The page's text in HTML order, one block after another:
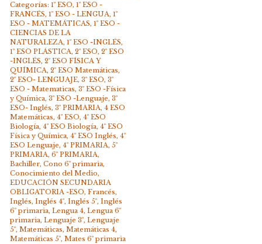
Categorías: 1º ESO, 1º ESO -
FRANCÉS, 1º ESO - LENGUA, 1º
ESO - MATEMÁTICAS, 1º ESO -
CIENCIAS DE LA
NATURALEZA, 1º ESO -INGLÉS,
1º ESO PLÁSTICA, 2º ESO, 2º ESO
-INGLÉS, 2º ESO FÍSICA Y
QUÍMICA, 2º ESO Matemáticas,
2º ESO- LENGUAJE, 3º ESO, 3º
ESO - Matematicas, 3º ESO -Física
y Química, 3º ESO -Lenguaje, 3º
ESO- Inglés, 3º PRIMARIA, 4 ESO
Matemáticas, 4º ESO, 4º ESO
Biología, 4º ESO Biología, 4º ESO
Física y Química, 4º ESO Inglés, 4º
ESO Lenguaje, 4º PRIMARIA, 5º
PRIMARIA, 6º PRIMARIA,
Bachiller, Cono 6º primaria,
Conocimiento del Medio,
EDUCACIÓN SECUNDARIA
OBLIGATORIA -ESO, Francés,
Inglés, Inglés 4º, Inglés 5º, Inglés
6º primaria, Lengua 4, Lengua 6º
primaria, Lenguaje 3º, Lenguaje
5º, Matemáticas, Matemáticas 4,
Matemáticas 5º, Mates 6º primaria